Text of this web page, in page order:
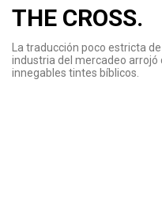
THE CROSS.
La traducción poco estricta
industria del mercadeo
innegables tintes bíblicos.